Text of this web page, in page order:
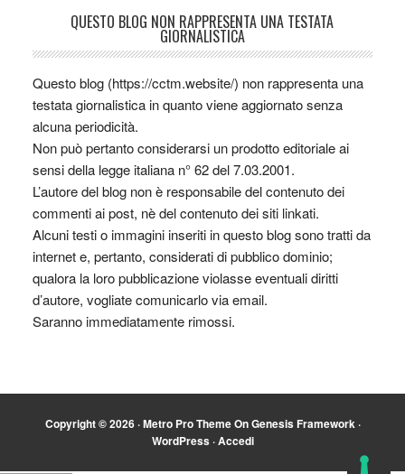
QUESTO BLOG NON RAPPRESENTA UNA TESTATA
GIORNALISTICA
Questo blog (https://cctm.website/) non rappresenta una
testata giornalistica in quanto viene aggiornato senza
alcuna periodicità.
Non può pertanto considerarsi un prodotto editoriale ai
sensi della legge italiana n° 62 del 7.03.2001.
L’autore del blog non è responsabile del contenuto dei
commenti ai post, nè del contenuto dei siti linkati.
Alcuni testi o immagini inseriti in questo blog sono tratti da
internet e, pertanto, considerati di pubblico dominio;
qualora la loro pubblicazione violasse eventuali diritti
d’autore, vogliate comunicarlo via email.
Saranno immediatamente rimossi.
Copyright © 2026 ·Metro Pro ThemeOnGenesis Framework·
WordPress·Accedi